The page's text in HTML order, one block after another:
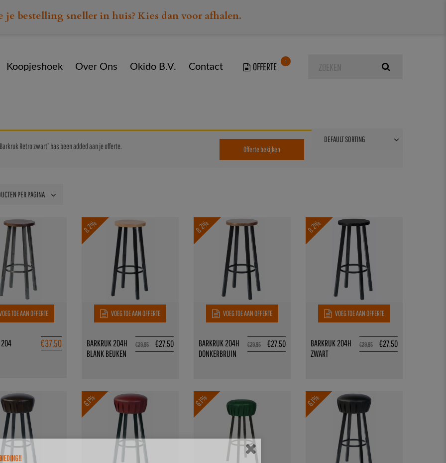
je bestelling sneller in huis? Kies dan voor afhalen.
Koopjeshoek Over Ons Okido B.V. Contact
1
Offerte bekijken
Retro zwart” has been added aan je offerte.
TOE AAN OFFERTE
€37,50
204
8.2%
VOEG TOE AAN OFFERTE
€29,95 €27,50
BARKRUK 204H
BLANK BEUKEN
8.2%
VOEG TOE AAN OFFERTE
€29,95 €27,50
BARKRUK 204H
DONKERBRUIN
8.2%
VOEG TOE AAN OFFERTE
€29,95 €27,50
BARKRUK 204H
ZWART
6.1% 6.1% 6.1%